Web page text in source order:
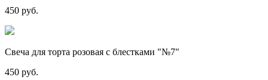
450 руб.
Свеча для торта розовая с блестками "№7"
450 руб.